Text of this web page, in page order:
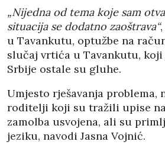
„Nijedna od tema koje sam
situacija se dodatno zaoštrava“
u Tavankutu, optužbe na
slučaj vrtića u Tavankutu,
Srbije ostale su gluhe.
Umjesto rješavanja
roditelji koji su tražili upise
zamolba usvojena, ali su
jeziku, navodi Jasna Vojnić.